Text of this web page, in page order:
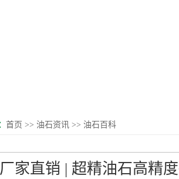
首页 >> 油石资讯 >> 油石百科
家直销 | 超精油石高精